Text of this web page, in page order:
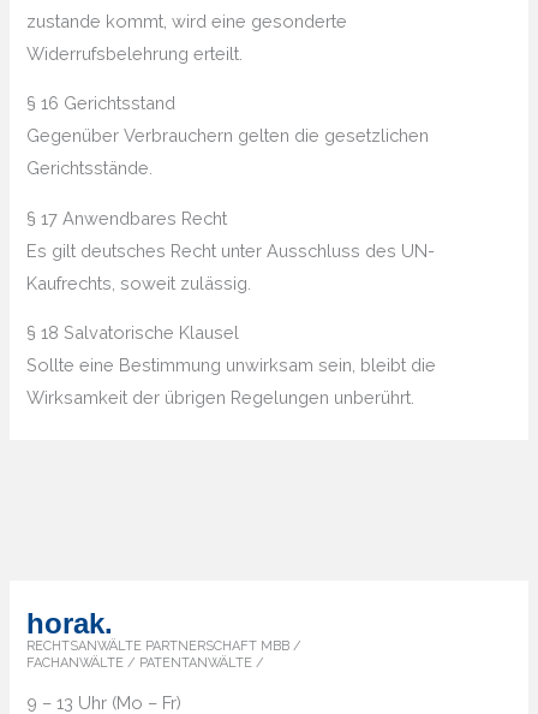
zustande kommt, wird eine gesonderte
Widerrufsbelehrung erteilt.
§ 16 Gerichtsstand
Gegenüber Verbrauchern gelten die gesetzlichen
Gerichtsstände.
§ 17 Anwendbares Recht
Es gilt deutsches Recht unter Ausschluss des UN-
Kaufrechts, soweit zulässig.
§ 18 Salvatorische Klausel
Sollte eine Bestimmung unwirksam sein, bleibt die
Wirksamkeit der übrigen Regelungen unberührt.
horak.
RECHTSANWÄLTE PARTNERSCHAFT MBB /
FACHANWÄLTE / PATENTANWÄLTE /
9 – 13 Uhr (Mo – Fr)